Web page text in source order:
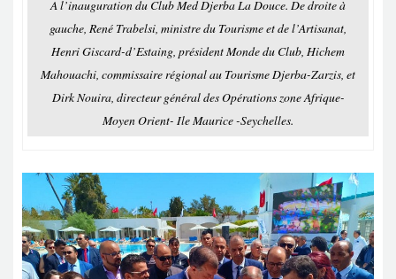
A l’inauguration du Club Med Djerba La Douce. De droite à
gauche, René Trabelsi, ministre du Tourisme et de l’Artisanat,
Henri Giscard-d’Estaing, président Monde du Club, Hichem
Mahouachi, commissaire régional au Tourisme Djerba-Zarzis, et
Dirk Nouira, directeur général des Opérations zone Afrique-
Moyen Orient- Ile Maurice -Seychelles.